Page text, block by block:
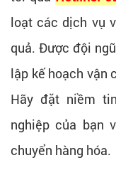
loạt các dịch vụ
quả. Được đội
lập kế hoạch vận
Hãy đặt niềm
nghiệp của bạn
chuyển hàng hóa.